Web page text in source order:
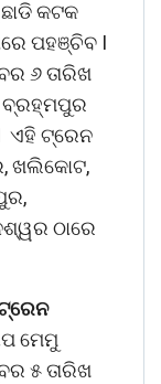
କଟକ
ପହଞ୍ଚିବ I
୬ ତାରିଖ
ବ୍ରହ୍ମପୁର
ଏହି ଟ୍ରେନ
ଖଲିକୋଟ,
ଠାରେ
ମେମୁ
୫ ତାରିଖ